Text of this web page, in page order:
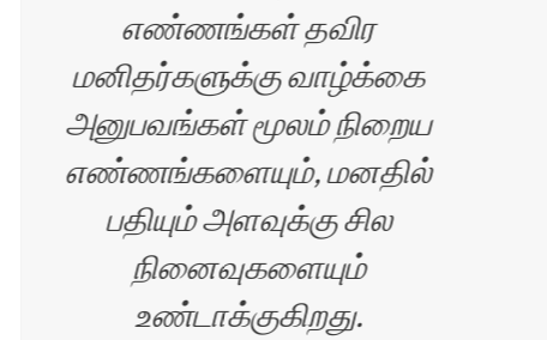
எண்ணங்கள் தவிர
மனிதர்களுக்கு வாழ்க்கை
அனுபவங்கள் மூலம் நிறைய
எண்ணங்களையும், மனதில்
பதியும் அளவுக்கு சில
நினைவுகளையும்
உண்டாக்குகிறது.